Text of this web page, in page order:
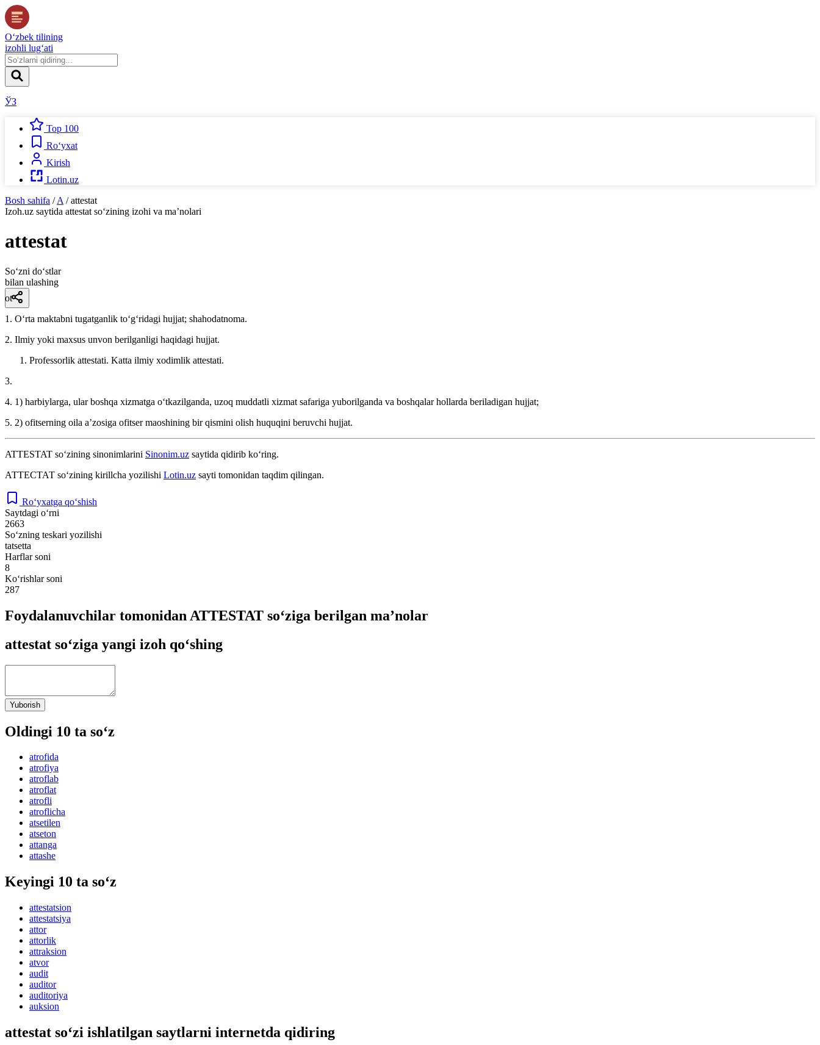
O‘zbek tilining
izohli lug‘ati
ЎЗ
Top 100
Ro‘yxat
Kirish
Lotin.uz
Bosh sahifa / A / attestat
Izoh.uz saytida attestat so‘zining izohi va ma’nolari
attestat
So‘zni do‘stlar
bilan ulashing
ot
1. Oʻrta maktabni tugatganlik toʻgʻridagi hujjat; shahodatnoma.
2. Ilmiy yoki maxsus unvon berilganligi haqidagi hujjat.
Professorlik attestati. Katta ilmiy xodimlik attestati.
3.
4. 1) harbiylarga, ular boshqa xizmatga oʻtkazilganda, uzoq muddatli xizmat safariga yuborilganda va boshqalar hollarda beriladigan hujjat;
5. 2) ofitserning oila aʼzosiga ofitser maoshining bir qismini olish huquqini beruvchi hujjat.
ATTESTAT so‘zining sinonimlarini Sinonim.uz saytida qidirib ko‘ring.
АТТЕСТАТ so‘zining kirillcha yozilishi Lotin.uz sayti tomonidan taqdim qilingan.
Ro‘yxatga qo‘shish
Saytdagi o‘rni
2663
So‘zning teskari yozilishi
tatsetta
Harflar soni
8
Ko‘rishlar soni
287
Foydalanuvchilar tomonidan ATTESTAT so‘ziga berilgan ma’nolar
attestat so‘ziga yangi izoh qo‘shing
Yuborish
Oldingi 10 ta so‘z
atrofida
atrofiya
atroflab
atroflat
atrofli
atroflicha
atsetilen
atseton
attanga
attashe
Keyingi 10 ta so‘z
attestatsion
attestatsiya
attor
attorlik
attraksion
atvor
audit
auditor
auditoriya
auksion
attestat so‘zi ishlatilgan saytlarni internetda qidiring